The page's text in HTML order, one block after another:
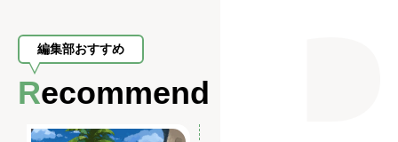
編集部おすすめ
Recommend